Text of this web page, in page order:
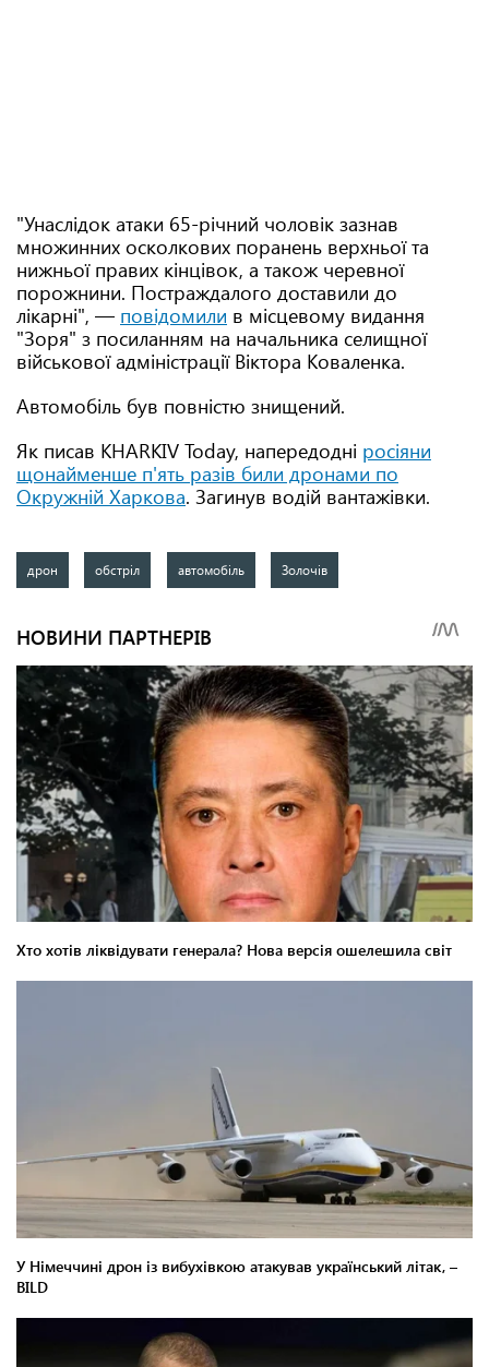
"Унаслідок атаки 65-річний чоловік зазнав
множинних осколкових поранень верхньої та
нижньої правих кінцівок, а також черевної
порожнини. Постраждалого доставили до
лікарні", — повідомили в місцевому видання
"Зоря" з посиланням на начальника селищної
військової адміністрації Віктора Коваленка.
Автомобіль був повністю знищений.
Як писав KHARKIV Today, напередодні росіяни
щонайменше п'ять разів били дронами по
Окружній Харкова. Загинув водій вантажівки.
дрон обстріл автомобіль Золочів